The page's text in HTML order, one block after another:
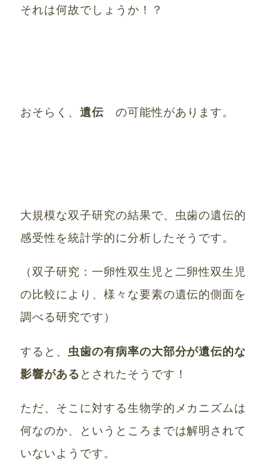
それは何故でしょうか！？
おそらく、 遺伝 の可能性があります。
大規模な双子研究の結果で、虫歯の遺伝的
感受性を統計学的に分析したそうです。
（双子研究：一卵性双生児と二卵性双生児
の比較により、様々な要素の遺伝的側面を
調べる研究です）
すると、 虫歯の有病率の大部分が遺伝的な
影響があるとされたそうです！
ただ、そこに対する生物学的メカニズムは
何なのか、というところまでは解明されて
いないようです。